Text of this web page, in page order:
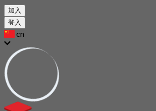
加入
登入
cn